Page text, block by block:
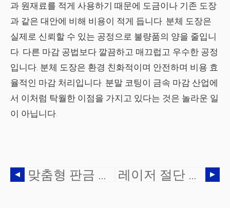
과 원재료를 적게 사용하기 때문에 도금이나 기존 도장
과 같은 대안에 비해 비용이 적게 듭니다. 분체 도장은
실제로 신뢰할 수 있는 공정으로 불량품의 양을 줄입니
다. 다른 마감 공법보다 깔끔하고 매끄럽고 우수한 공정
입니다. 분체 도장은 환경 친화적이며 안전하며 비용 효
율적인 마감 처리입니다. 분말 코팅이 금속 마감 산업에
서 이처럼 탁월한 이점을 가지고 있다는 것은 놀라운 일
이 아닙니다.
맞춤형 판금 제작의 이점은 무엇입니까? 레이저 절단 프로젝트 비용을 줄이는 방법